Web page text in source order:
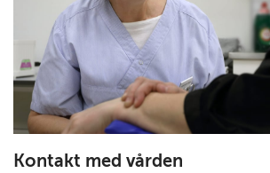
Kontakt med vården